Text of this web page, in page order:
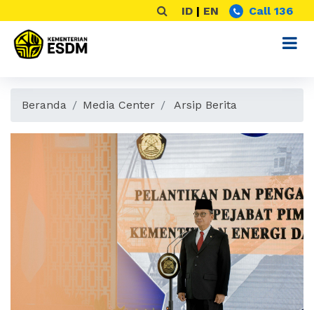
ID | EN Call 136
Beranda Media Center Arsip Berita